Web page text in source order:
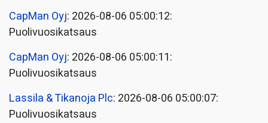
CapMan Oyj: 2026-08-06 05:00:12:
Puolivuosikatsaus
CapMan Oyj: 2026-08-06 05:00:11:
Puolivuosikatsaus
Lassila & Tikanoja Plc: 2026-08-06 05:00:07:
Puolivuosikatsaus